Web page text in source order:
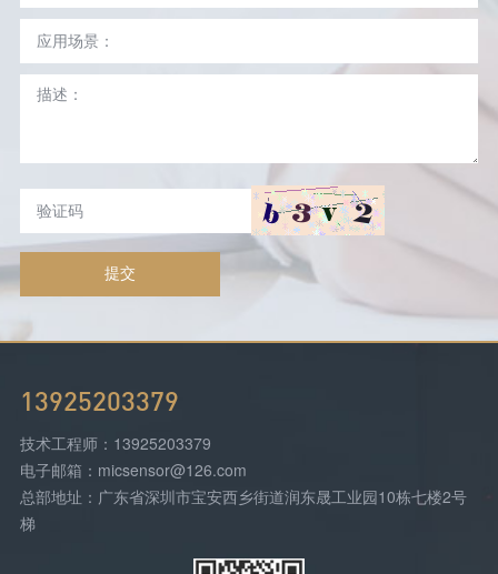
提交
13925203379
技术工程师：13925203379
电子邮箱：micsensor@126.com
总部地址：广东省深圳市宝安西乡街道润东晟工业园10栋七楼2号
梯